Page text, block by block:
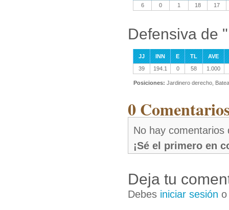
6
0 1 18 17
Defensiva de
JJ INN E TL
AVE
39
194.1 0 58 1.000
Posiciones: Jardinero derecho,
0
No hay comentarios
¡Sé el primero en
Deja tu
Debes iniciar sesión